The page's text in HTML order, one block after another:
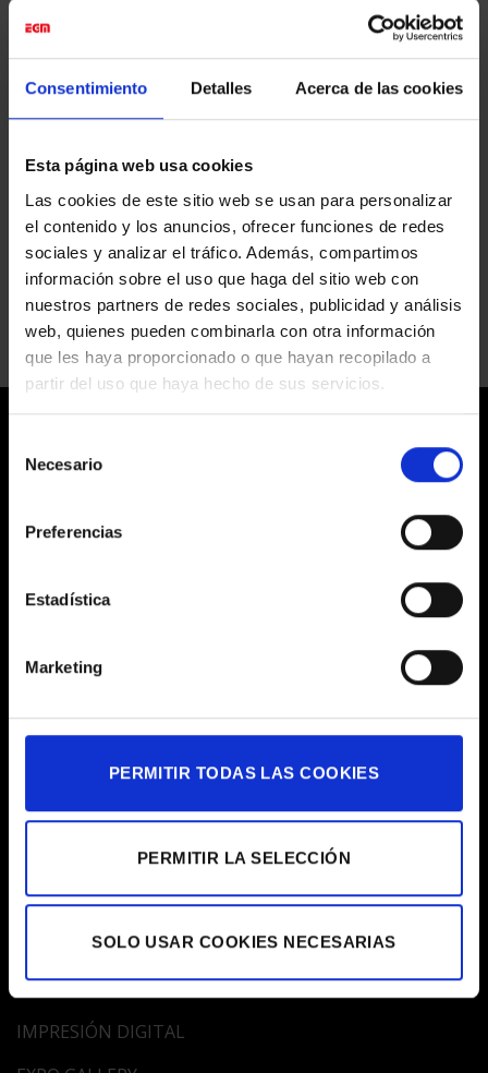
Consentimiento Detalles Acerca de las cookies
Esta página web usa cookies
Las cookies de este sitio web se usan para personalizar
el contenido y los anuncios, ofrecer funciones de redes
sociales y analizar el tráfico. Además, compartimos
información sobre el uso que haga del sitio web con
nuestros partners de redes sociales, publicidad y análisis
web, quienes pueden combinarla con otra información
que les haya proporcionado o que hayan recopilado a
partir del uso que haya hecho de sus servicios.
Necesario
Preferencias
Estadística
Marketing
PERMITIR TODAS LAS COOKIES
PERMITIR LA SELECCIÓN
SOLO USAR COOKIES NECESARIAS
Comentarios desactivadosen
SALA
GALERÍA ÚNICO
Comentarios desactivadosen
GALERÍA
ASTON MARTIN
Comentarios desactivados en
ASTON
MARTIN
C/ Prats de Molló, 20 Barcelona 08021
De Lunes a Viernes de 9:30 a 18:00h
932 01 63 88
egm@egm.es
MAPA WEB
EMPRESA
IMPRESIÓN DIGITAL